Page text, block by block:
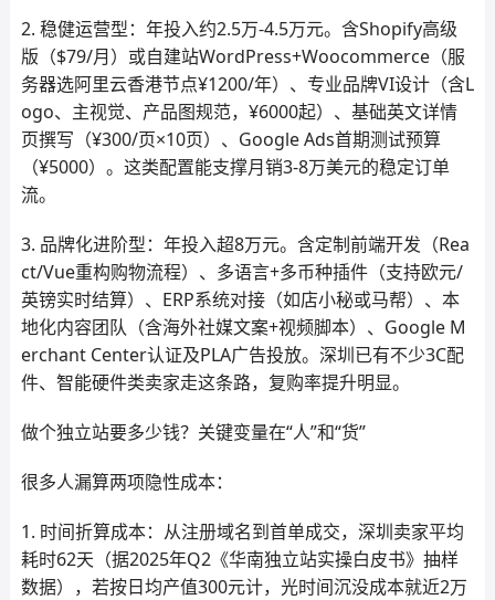
2. 稳健运营型：年投入约2.5万-4.5万元。含Shopify高级
版（$79/月）或自建站WordPress+Woocommerce（服
务器选阿里云香港节点¥1200/年）、专业品牌VI设计（含L
ogo、主视觉、产品图规范，¥6000起）、基础英文详情
页撰写（¥300/页×10页）、Google Ads首期测试预算
（¥5000）。这类配置能支撑月销3-8万美元的稳定订单
流。
3. 品牌化进阶型：年投入超8万元。含定制前端开发（Rea
ct/Vue重构购物流程）、多语言+多币种插件（支持欧元/
英镑实时结算）、ERP系统对接（如店小秘或马帮）、本
地化内容团队（含海外社媒文案+视频脚本）、Google M
erchant Center认证及PLA广告投放。深圳已有不少3C配
件、智能硬件类卖家走这条路，复购率提升明显。
做个独立站要多少钱？关键变量在“人”和“货”
很多人漏算两项隐性成本：
1. 时间折算成本：从注册域名到首单成交，深圳卖家平均
耗时62天（据2025年Q2《华南独立站实操白皮书》抽样
数据），若按日均产值300元计，光时间沉没成本就近2万